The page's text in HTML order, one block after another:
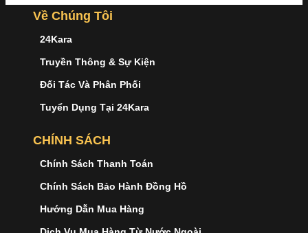
Về Chúng Tôi
24Kara
Truyền Thông & Sự Kiện
Đối Tác Và Phân Phối
Tuyển Dụng Tại 24Kara
CHÍNH SÁCH
Chính Sách Thanh Toán
Chính Sách Bảo Hành Đồng Hồ
Hướng Dẫn Mua Hàng